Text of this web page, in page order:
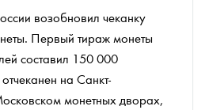
возобновил чеканку
Первый тираж монеты
составил 150 000
на Санкт-
монетных дворах,